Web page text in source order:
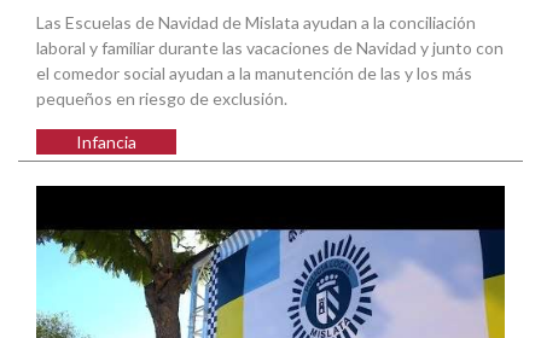
Las Escuelas de Navidad de Mislata ayudan a la conciliación
laboral y familiar durante las vacaciones de Navidad y junto con
el comedor social ayudan a la manutención de las y los más
pequeños en riesgo de exclusión.
Infancia